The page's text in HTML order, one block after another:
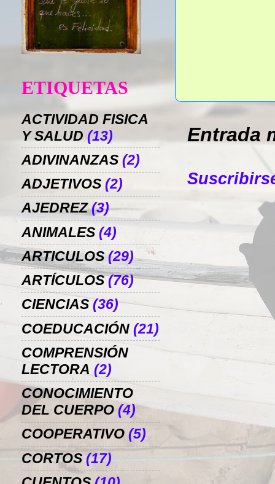
Entrada
ETIQUETAS
ACTIVIDAD FISICA
Y SALUD (13)
ADIVINANZAS (2)
ADJETIVOS (2)
AJEDREZ (3)
ANIMALES (4)
ARTICULOS (29)
ARTÍCULOS (76)
CIENCIAS (36)
COEDUCACIÓN (21)
COMPRENSIÓN
LECTORA (2)
CONOCIMIENTO
DEL CUERPO (4)
COOPERATIVO (5)
CORTOS (17)